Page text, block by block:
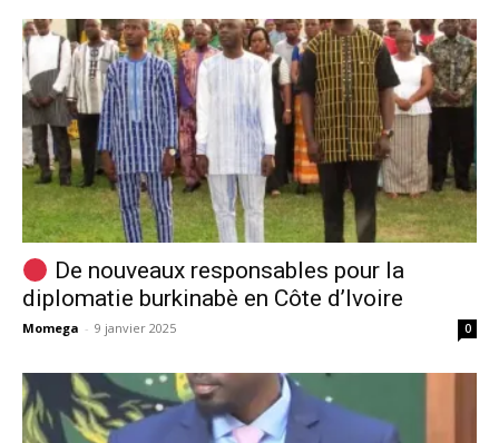
De nouveaux responsables pour la
diplomatie burkinabè en Côte d’Ivoire
Momega - 9 janvier 2025 0